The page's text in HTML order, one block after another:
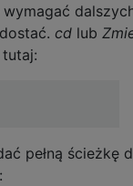
cd lub
pełną ścieżkę